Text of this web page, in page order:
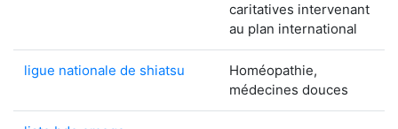
caritatives intervenant
au plan international
ligue nationale de shiatsu
Homéopathie,
médecines douces